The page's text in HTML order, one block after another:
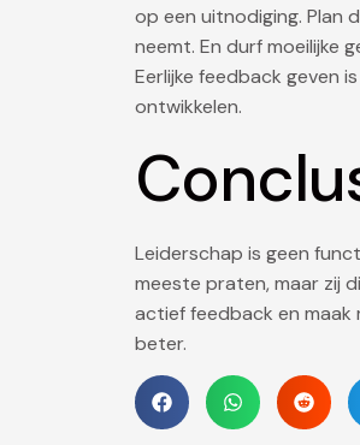
op een uitnodiging. Plan
neemt. En durf moeilijke
Eerlijke feedback geven
ontwikkelen.
Leiderschap is geen
meeste praten, maar zij
actief feedback en maak
beter.